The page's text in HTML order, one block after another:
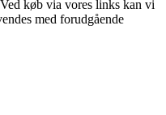
køb via vores links kan vi
med forudgående